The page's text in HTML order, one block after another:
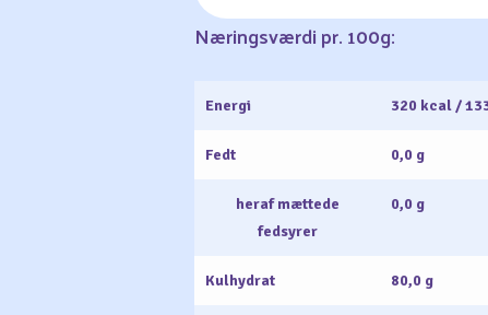
Næringsværdi pr. 100g:
Energi 320 kcal /
Fedt 0,0 g
heraf mættede
fedsyrer
0,0 g
Kulhydrat 80,0 g